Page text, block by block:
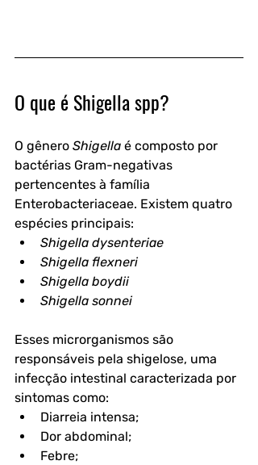
O que é Shigella spp?
O gênero Shigella é composto por
bactérias Gram-negativas
pertencentes à família
Enterobacteriaceae. Existem quatro
espécies principais:
Shigella dysenteriae
Shigella flexneri
Shigella boydii
Shigella sonnei
Esses microrganismos são
responsáveis pela shigelose, uma
infecção intestinal caracterizada por
sintomas como:
Diarreia intensa;
Dor abdominal;
Febre;